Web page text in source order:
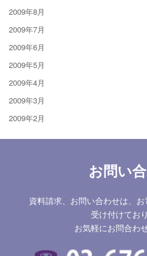
2009年8月
2009年7月
2009年6月
2009年5月
2009年4月
2009年3月
2009年2月
お問い
資料請求、お問い合わせは、
受け付けてお
お気軽にお問合わ